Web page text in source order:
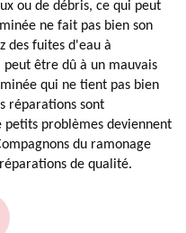
ou de débris, ce qui peut
ne fait pas bien son
des fuites d'eau à
être dû à un mauvais
qui ne tient pas bien
réparations sont
petits problèmes deviennent
du ramonage
de qualité.